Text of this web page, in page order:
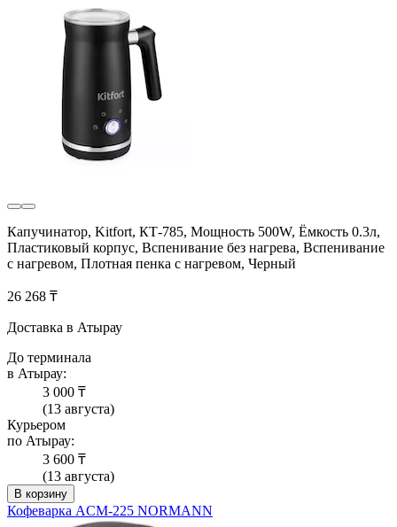
Капучинатор, Kitfort, КТ-785, Мощность 500W, Ёмкость 0.3л,
Пластиковый корпус, Вспенивание без нагрева, Вспенивание
с нагревом, Плотная пенка с нагревом, Черный
26 268 ₸
Доставка в Атырау
До терминала
в Атырау:
3 000 ₸
(13 августа)
Курьером
по Атырау:
3 600 ₸
(13 августа)
В корзину
Кофеварка ACM-225 NORMANN